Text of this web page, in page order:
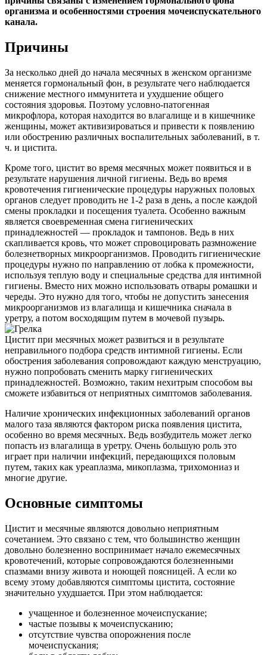
организма и особенностями строения мочеиспускательного
канала.
Причины
За несколько дней до начала месячных в женском организме
меняется гормональный фон, в результате чего наблюдается
снижение местного иммунитета и ухудшение общего
состояния здоровья. Поэтому условно-патогенная
микрофлора, которая находится во влагалище и в кишечнике
женщины, может активизироваться и привести к появлению
или обострению различных воспалительных заболеваний, в т.
ч. и цистита.
Кроме того, цистит во время месячных может появиться и в
результате нарушения личной гигиены. Ведь во время
кровотечения гигиенические процедуры наружных половых
органов следует проводить не 1-2 раза в день, а после каждой
смены прокладки и посещения туалета. Особенно важным
является своевременная смена гигиенических
принадлежностей — прокладок и тампонов. Ведь в них
скапливается кровь, что может спровоцировать размножение
болезнетворных микроорганизмов. Проводить гигиенические
процедуры нужно по направлению от лобка к промежности,
используя теплую воду и специальные средства для интимной
гигиены. Вместо них можно использовать отвары ромашки и
череды. Это нужно для того, чтобы не допустить занесения
микроорганизмов из влагалища и кишечника сначала в
уретру, а потом восходящим путем в мочевой пузырь.
Цистит при месячных может развиться и в результате
неправильного подбора средств интимной гигиены. Если
обострения заболевания сопровождают каждую менструацию,
нужно попробовать сменить марку гигиенических
принадлежностей. Возможно, таким нехитрым способом вы
сможете избавиться от неприятных симптомов заболевания.
Наличие хронических инфекционных заболеваний органов
малого таза являются фактором риска появления цистита,
особенно во время месячных. Ведь возбудитель может легко
попасть из влагалища в уретру. Очень большую роль это
играет при наличии инфекций, передающихся половым
путем, таких как уреаплазма, микоплазма, трихомониаз и
многие другие.
Основные симптомы
Цистит и месячные являются довольно неприятным
сочетанием. Это связано с тем, что большинство женщин
довольно болезненно воспринимает начало ежемесячных
кровотечений, которые сопровождаются болезненными
спазмами внизу живота и ноющей поясницей. А если ко
всему этому добавляются симптомы цистита, состояние
значительно ухудшается. При этом наблюдается:
учащенное и болезненное мочеиспускание;
частые позывы к мочеиспусканию;
отсутствие чувства опорожнения после
мочеиспускания;